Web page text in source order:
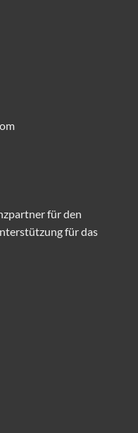
für den
für das